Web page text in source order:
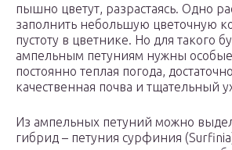
пышно цветут, разрастаясь. Одно
заполнить небольшую цветочную
пустоту в цветнике. Но для такого
ампельным петуниям нужны особые
постоянно теплая погода,
качественная почва и тщательный
Из ампельных петуний можно
гибрид – петуния сурфиния